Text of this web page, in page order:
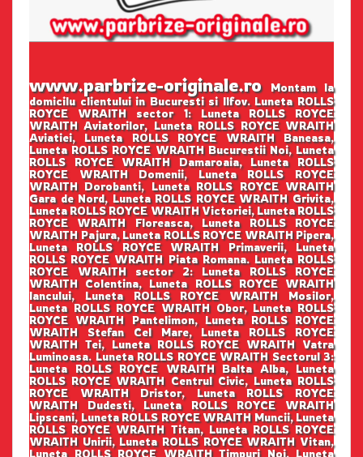
www.parbrize-originale.roMontam la
domicilu clientului in Bucuresti si Ilfov. Luneta ROLLS
ROYCE WRAITH sector 1: Luneta ROLLS ROYCE
WRAITH Aviatorilor, Luneta ROLLS ROYCE WRAITH
Aviatiei, Luneta ROLLS ROYCE WRAITH Baneasa,
Luneta ROLLS ROYCE WRAITH Bucurestii Noi, Luneta
ROLLS ROYCE WRAITH Damaroaia, Luneta ROLLS
ROYCE WRAITH Domenii, Luneta ROLLS ROYCE
WRAITH Dorobanti, Luneta ROLLS ROYCE WRAITH
Gara de Nord, Luneta ROLLS ROYCE WRAITH Grivita,
Luneta ROLLS ROYCE WRAITH Victoriei, Luneta ROLLS
ROYCE WRAITH Floreasca, Luneta ROLLS ROYCE
WRAITH Pajura, Luneta ROLLS ROYCE WRAITH Pipera,
Luneta ROLLS ROYCE WRAITH Primaverii, Luneta
ROLLS ROYCE WRAITH Piata Romana. Luneta ROLLS
ROYCE WRAITH sector 2: Luneta ROLLS ROYCE
WRAITH Colentina, Luneta ROLLS ROYCE WRAITH
Iancului, Luneta ROLLS ROYCE WRAITH Mosilor,
Luneta ROLLS ROYCE WRAITH Obor, Luneta ROLLS
ROYCE WRAITH Pantelimon, Luneta ROLLS ROYCE
WRAITH Stefan Cel Mare, Luneta ROLLS ROYCE
WRAITH Tei, Luneta ROLLS ROYCE WRAITH Vatra
Luminoasa. Luneta ROLLS ROYCE WRAITH Sectorul 3:
Luneta ROLLS ROYCE WRAITH Balta Alba, Luneta
ROLLS ROYCE WRAITH Centrul Civic, Luneta ROLLS
ROYCE WRAITH Dristor, Luneta ROLLS ROYCE
WRAITH Dudesti, Luneta ROLLS ROYCE WRAITH
Lipscani, Luneta ROLLS ROYCE WRAITH Muncii, Luneta
ROLLS ROYCE WRAITH Titan, Luneta ROLLS ROYCE
WRAITH Unirii, Luneta ROLLS ROYCE WRAITH Vitan,
Luneta ROLLS ROYCE WRAITH Timpuri Noi. Luneta